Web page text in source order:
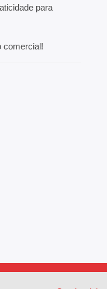
para
comercial!